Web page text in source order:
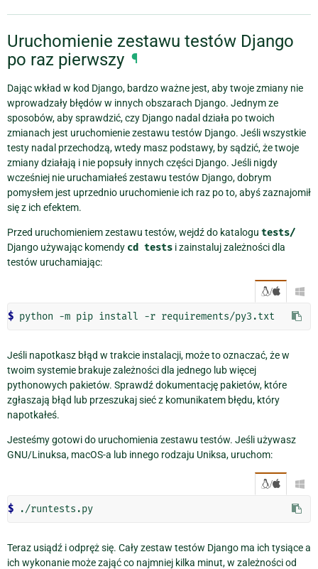
Uruchomienie zestawu testów Django
po raz pierwszy ¶
Dając wkład w kod Django, bardzo ważne jest, aby twoje zmiany nie
wprowadzały błędów w innych obszarach Django. Jednym ze
sposobów, aby sprawdzić, czy Django nadal działa po twoich
zmianach jest uruchomienie zestawu testów Django. Jeśli wszystkie
testy nadal przechodzą, wtedy masz podstawy, by sądzić, że twoje
zmiany działają i nie popsuły innych części Django. Jeśli nigdy
wcześniej nie uruchamiałeś zestawu testów Django, dobrym
pomysłem jest uprzednio uruchomienie ich raz po to, abyś zaznajomił
się z ich efektem.
Przed uruchomieniem zestawu testów, wejdź do katalogu tests/
Django używając komendy cd tests i zainstaluj zależności dla
testów uruchamiając:
/ 
$
Jeśli napotkasz błąd w trakcie instalacji, może to oznaczać, że w
twoim systemie brakuje zależności dla jednego lub więcej
pythonowych pakietów. Sprawdź dokumentację pakietów, które
zgłaszają błąd lub przeszukaj sieć z komunikatem błędu, który
napotkałeś.
Jesteśmy gotowi do uruchomienia zestawu testów. Jeśli używasz
GNU/Linuksa, macOS-a lub innego rodzaju Uniksa, uruchom:
/ 
$
Teraz usiądź i odpręż się. Cały zestaw testów Django ma ich tysiące a
ich wykonanie może zająć co najmniej kilka minut, w zależności od